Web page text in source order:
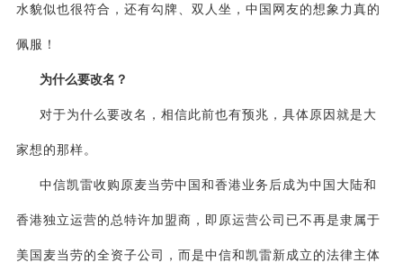
水貌似也很符合，还有勾牌、双人坐，中国网友的想象力真的
佩服！
为什么要改名？
对于为什么要改名，相信此前也有预兆，具体原因就是大
家想的那样。
中信凯雷收购原麦当劳中国和香港业务后成为中国大陆和
香港独立运营的总特许加盟商，即原运营公司已不再是隶属于
美国麦当劳的全资子公司，而是中信和凯雷新成立的法律主体